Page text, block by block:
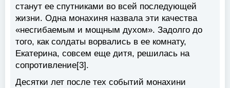
станут ее спутниками во всей последующей
жизни. Одна монахиня назвала эти качества
«несгибаемым и мощным духом». Задолго до
того, как солдаты ворвались в ее комнату,
Екатерина, совсем еще дитя, решилась на
сопротивление[3].
Десятки лет после тех событий монахини